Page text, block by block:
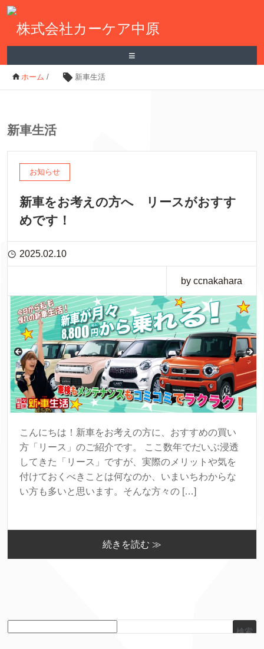
≡
ホーム / 新車生活
新車生活
お知らせ
新車をお考えの方へ リースがおすす
めです！
2025.02.10
by ccnakahara
こんにちは！新車をお考えの方に、おすすめの買い
方「リース」のご紹介です。 ここ数年でだいぶ浸透
してきた「リース」ですが、実際のメリットや気を
付けておくべきことは何なのか、いまいちわからな
い方も多いと思います。そんな方々の […]
続きを読む ≫
検索